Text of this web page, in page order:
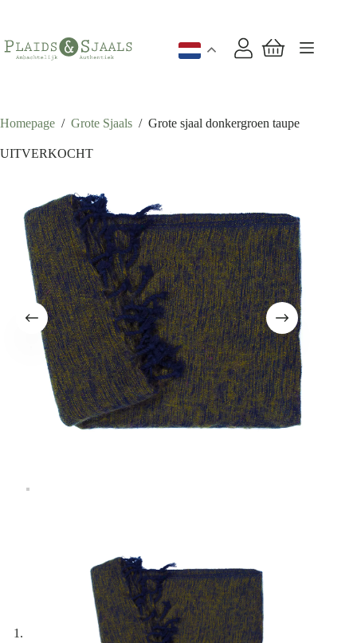
inhoud
Winkelwagen
Homepage / Grote Sjaals / Grote sjaal donkergroen taupe
UITVERKOCHT